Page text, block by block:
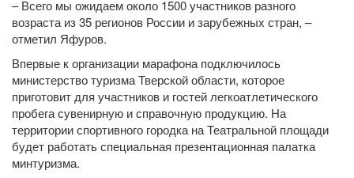
– Всего мы ожидаем около 1500 участников разного
возраста из 35 регионов России и зарубежных стран, –
отметил Яфуров.
Впервые к организации марафона подключилось
министерство туризма Тверской области, которое
приготовит для участников и гостей легкоатлетического
пробега сувенирную и справочную продукцию. На
территории спортивного городка на Театральной площади
будет работать специальная презентационная палатка
минтуризма.